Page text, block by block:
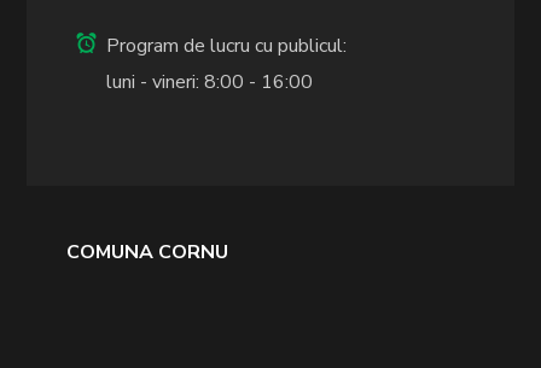
Program de lucru cu publicul:
luni - vineri: 8:00 - 16:00
COMUNA CORNU